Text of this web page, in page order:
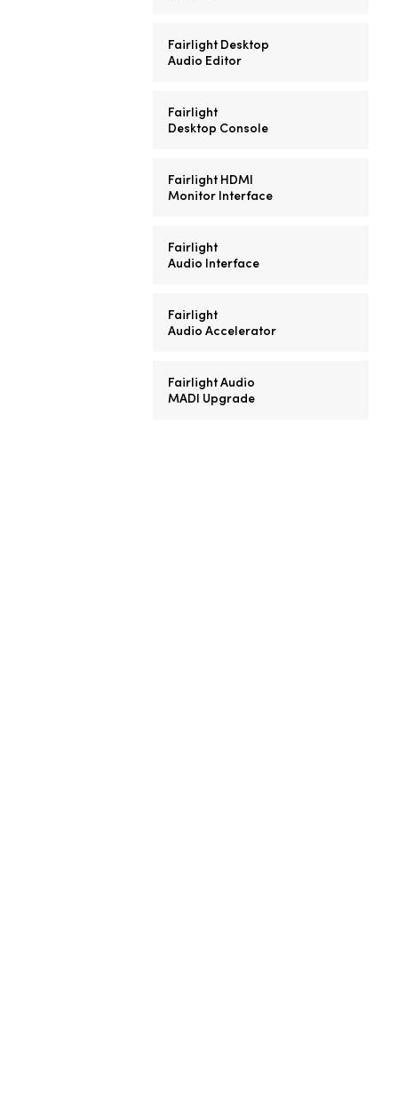
Fairlight Desktop
Audio Editor
Fairlight
Desktop Console
Fairlight HDMI
Monitor Interface
Fairlight
Audio Interface
Fairlight
Audio Accelerator
Fairlight Audio
MADI Upgrade